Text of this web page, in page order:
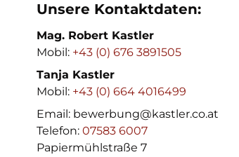
Unsere Kontaktdaten:
Mag. Robert Kastler
Mobil: +43 (0) 676 3891505
Tanja Kastler
Mobil: +43 (0) 664 4016499
Email: bewerbung@kastler.co.at
Telefon: 07583 6007
Papiermühlstraße 7